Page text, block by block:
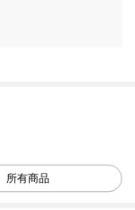
所有商品